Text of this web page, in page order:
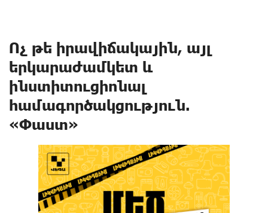
Ոչ թե իրավիճակային, այլ
երկարաժամկետ և
ինստիտուցիոնալ
համագործակցություն.
«Փաստ»